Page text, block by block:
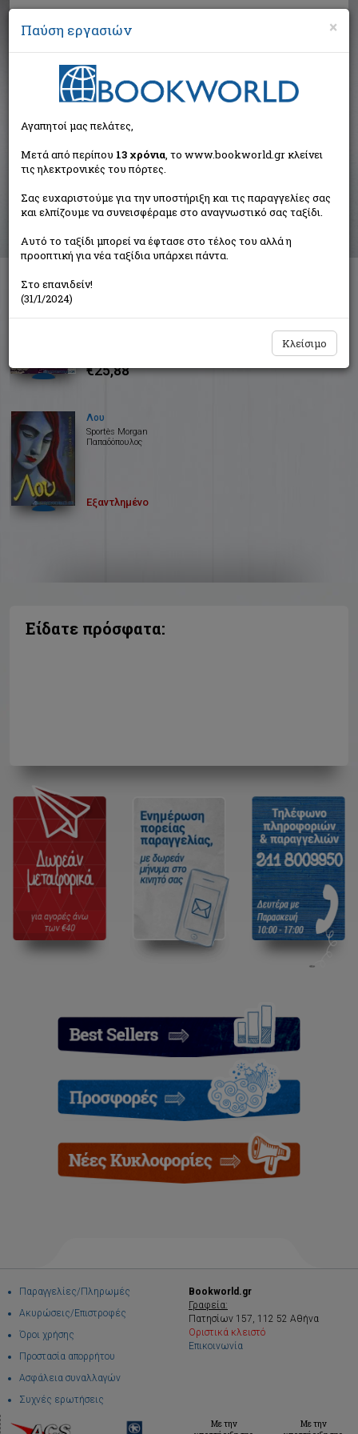
Αναζήτηση
Αποτελέσματα αναζήτησης
Συγγραφέας: Sportès Morgan (2 βιβλία)
Ταξινόμηση ανά:
Όλα, τώρα
€25,88
Λου
Sportès Morgan
Παπαδόπουλος
Εξαντλημένο
Είδατε πρόσφατα:
Παραγγελίες/Πληρωμές
Ακυρώσεις/Επιστροφές
Όροι χρήσης
Προστασία απορρήτου
Ασφάλεια συναλλαγών
Συχνές ερωτήσεις
Bookworld.gr
Γραφεία:
Πατησίων 157, 112 52 Αθήνα
Οριστικά κλειστό
Επικοινωνία
Με την
Με την
×
Παύση εργασιών
Αγαπητοί μας πελάτες,
Μετά από περίπου 13 χρόνια, το www.bookworld.gr κλείνει
τις ηλεκτρονικές του πόρτες.
Σας ευχαριστούμε για την υποστήριξη και τις παραγγελίες σας
και ελπίζουμε να συνεισφέραμε στο αναγνωστικό σας ταξίδι.
Αυτό το ταξίδι μπορεί να έφτασε στο τέλος του αλλά η
προοπτική για νέα ταξίδια υπάρχει πάντα.
Στο επανιδείν!
(31/1/2024)
Κλείσιμο